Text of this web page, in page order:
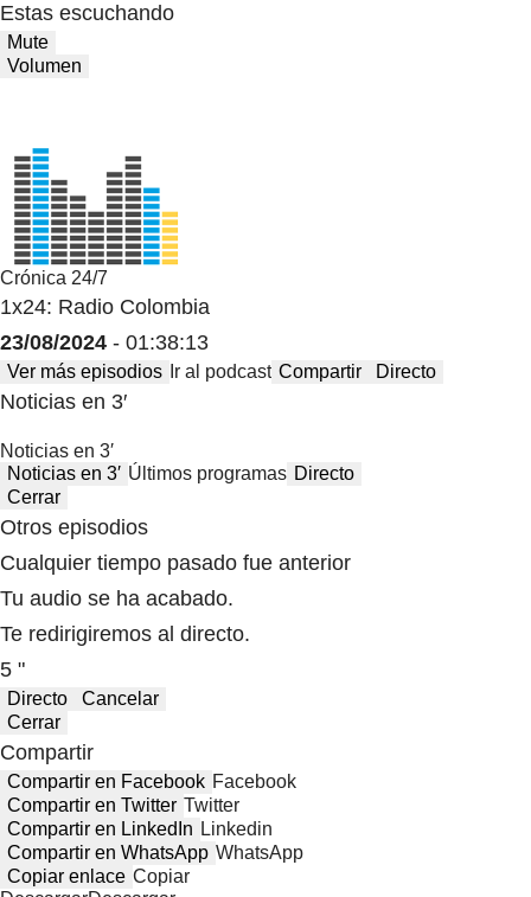
Estas escuchando
Mute
Volumen
Crónica 24/7
1x24: Radio Colombia
23/08/2024 - 01:38:13
Ver más episodios Ir al podcast Compartir Directo
Noticias en 3′
Noticias en 3′
Noticias en 3′ Últimos programas Directo
Cerrar
Otros episodios
Cualquier tiempo pasado fue anterior
Tu audio se ha acabado.
Te redirigiremos al directo.
5 "
Directo
Cancelar
Cerrar
Compartir
Compartir en Facebook Facebook
Compartir en Twitter Twitter
Compartir en LinkedIn Linkedin
Compartir en WhatsApp WhatsApp
Copiar enlace Copiar